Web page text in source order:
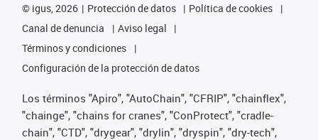
© igus, 2026 Protección de datos
Política de cookies
Canal de denuncia
Aviso legal
Términos y condiciones
Configuración de la protección de datos
Los términos "Apiro", "AutoChain", "CFRIP", "chainflex",
"chainge", "chains for cranes", "ConProtect", "cradle-
chain", "CTD", "drygear", "drylin", "dryspin", "dry-tech",